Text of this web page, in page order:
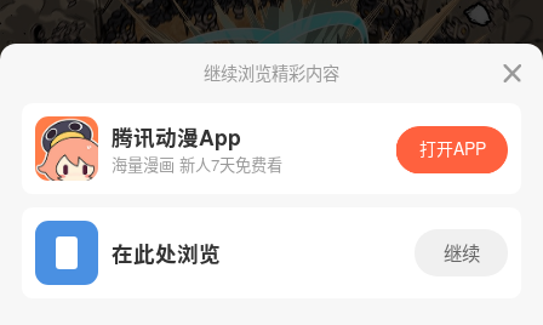
App免费看
继续浏览精彩内容
腾讯动漫App
海量漫画 新人7天免费看
打开APP
在此处浏览 继续